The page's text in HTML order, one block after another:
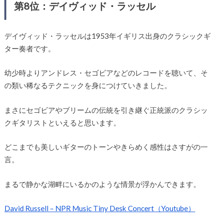
第8位：デイヴィッド・ラッセル
デイヴィッド・ラッセルは1953年イギリス出身のクラシックギ
ター奏者です。
幼少時よりアンドレス・セゴビアなどのレコードを聴いて、そ
の類い稀なるテクニックを身につけていきました。
まさにセゴビアやブリームの伝統を引き継ぐ正統派のクラシッ
クギタリストといえると思います。
どこまでも美しいギターのトーンやきらめく感性はさすがの一
言。
まるで静かな湖畔にいるかのような情景が浮かんできます。
David Russell – NPR Music Tiny Desk Concert（Youtube）